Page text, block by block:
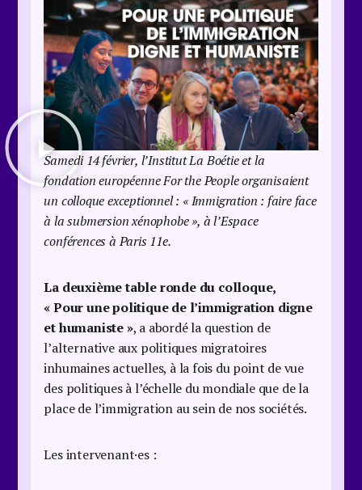
Samedi 14 février, l’Institut La Boétie et la
fondation européenne For the People organisaient
un colloque exceptionnel : « Immigration : faire face
à la submersion xénophobe », à l’Espace
conférences à Paris 11e.
La deuxième table ronde du colloque,
« Pour une politique de l’immigration digne
et humaniste », a abordé la question de
l’alternative aux politiques migratoires
inhumaines actuelles, à la fois du point de vue
des politiques à l’échelle du mondiale que de la
place de l’immigration au sein de nos sociétés.
Les intervenant·es :